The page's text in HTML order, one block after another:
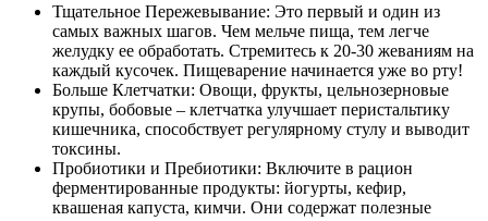
Тщательное Пережевывание: Это первый и один из
самых важных шагов. Чем мельче пища, тем легче
желудку ее обработать. Стремитесь к 20-30 жеваниям на
каждый кусочек. Пищеварение начинается уже во рту!
Больше Клетчатки: Овощи, фрукты, цельнозерновые
крупы, бобовые – клетчатка улучшает перистальтику
кишечника, способствует регулярному стулу и выводит
токсины.
Пробиотики и Пребиотики: Включите в рацион
ферментированные продукты: йогурты, кефир,
квашеная капуста, кимчи. Они содержат полезные